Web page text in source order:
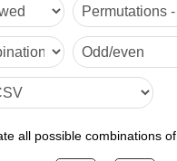
all possible combinations of